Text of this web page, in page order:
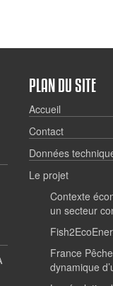
PLAN DU SITE
Accueil
Contact
Données
Le projet
Contexte
un secteur
France
dynamique